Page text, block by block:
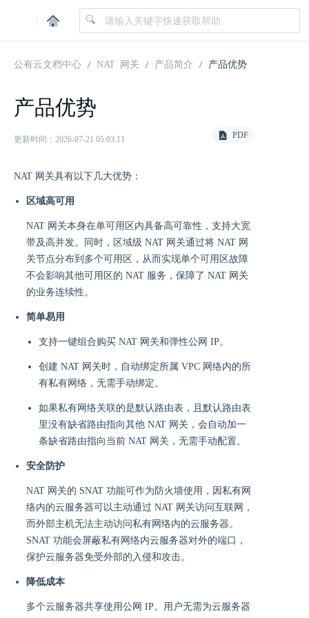
|
公有云文档中心 NAT 网关 产品简介 产品优势
产品优势
更新时间：2026-07-21 05:03:11 PDF
NAT 网关具有以下几大优势：
区域高可用
NAT 网关本身在单可用区内具备高可靠性，支持大宽
带及高并发。同时，区域级 NAT 网关通过将 NAT 网
关节点分布到多个可用区，从而实现单个可用区故障
不会影响其他可用区的 NAT 服务，保障了 NAT 网关
的业务连续性。
简单易用
支持一键组合购买 NAT 网关和弹性公网 IP。
创建 NAT 网关时，自动绑定所属 VPC 网络内的所
有私有网络，无需手动绑定。
如果私有网络关联的是默认路由表，且默认路由表
里没有缺省路由指向其他 NAT 网关，会自动加一
条缺省路由指向当前 NAT 网关，无需手动配置。
安全防护
NAT 网关的 SNAT 功能可作为防火墙使用，因私有网
络内的云服务器可以主动通过 NAT 网关访问互联网，
而外部主机无法主动访问私有网络内的云服务器。
SNAT 功能会屏蔽私有网络内云服务器对外的端口，
保护云服务器免受外部的入侵和攻击。
降低成本
多个云服务器共享使用公网 IP。用户无需为云服务器